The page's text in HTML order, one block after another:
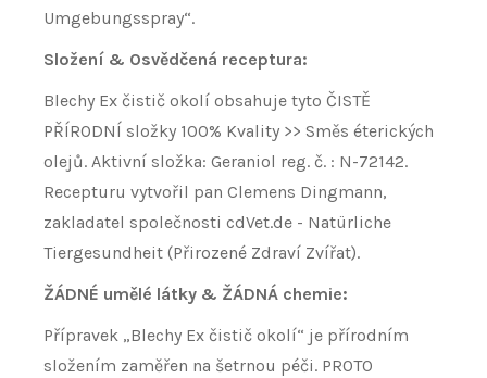
Umgebungsspray“.
Složení & Osvědčená receptura:
Blechy Ex čistič okolí obsahuje tyto ČISTĚ
PŘÍRODNÍ složky 100% Kvality >> Směs éterických
olejů. Aktivní složka: Geraniol reg. č. : N-72142.
Recepturu vytvořil pan Clemens Dingmann,
zakladatel společnosti cdVet.de - Natürliche
Tiergesundheit (Přirozené Zdraví Zvířat).
ŽÁDNÉ umělé látky & ŽÁDNÁ chemie:
Přípravek „Blechy Ex čistič okolí“ je přírodním
složením zaměřen na šetrnou péči. PROTO